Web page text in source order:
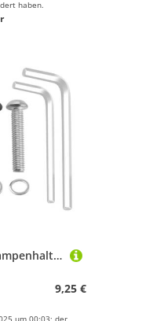
haben.
yanwuwa Fahrrad-Lampenhalter aus Aluminiumlegierung, multifunktionaler Fahrrad-Lichtständer für Nachtfahrten und langlebiger Fahrradrahmen-Adapter
9,25 €
um 00:03; der